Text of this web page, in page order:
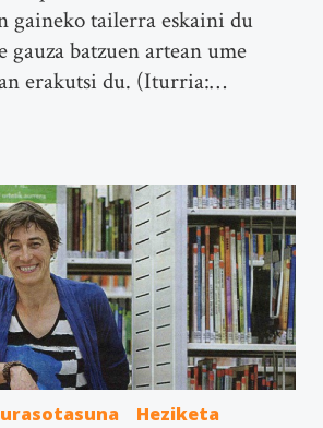
gaineko tailerra eskaini du
gauza batzuen artean ume
erakutsi du. (Iturria:…
Heziketa